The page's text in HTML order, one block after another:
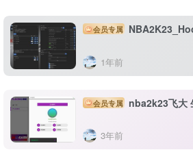
会员专属
1年前
会员专属 nba2k23飞大
3年前